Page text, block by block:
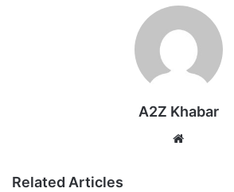
A2Z Khabar
Related Articles